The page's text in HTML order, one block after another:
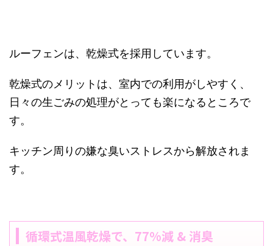
ルーフェンは、乾燥式を採用しています。
乾燥式のメリットは、室内での利用がしやすく、
日々の生ごみの処理がとっても楽になるところで
す。
キッチン周りの嫌な臭いストレスから解放されま
す。
循環式温風乾燥で、77%減 & 消臭